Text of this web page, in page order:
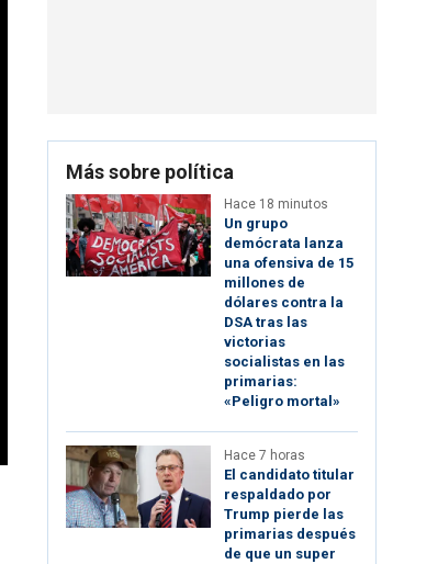
Más sobre política
Hace 18 minutos
Un grupo
demócrata lanza
una ofensiva de 15
millones de
dólares contra la
DSA tras las
victorias
socialistas en las
primarias:
«Peligro mortal»
Hace 7 horas
El candidato titular
respaldado por
Trump pierde las
primarias después
de que un super